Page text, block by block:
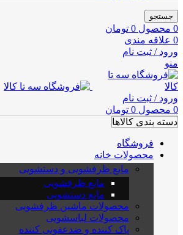
جستجو
0 محصول 0 تومان
0 علاقه مندی
ورود / ثبت نام
منو
ورود / ثبت نام
0 محصول 0 تومان
دسته بندی کالاها
فروشگاه
محصولات خانه
مایع ظرفشویی و دستشویی
مایع ظرفشویی
مایع دستشویی
محصولات ماشین ظرفشویی
محصولات لباسشویی
پاک کننده و ضدعفونی کننده